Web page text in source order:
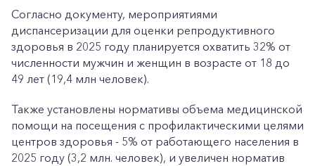
Согласно документу, мероприятиями
диспансеризации для оценки репродуктивного
здоровья в 2025 году планируется охватить 32% от
численности мужчин и женщин в возрасте от 18 до
49 лет (19,4 млн человек).
Также установлены нормативы объема медицинской
помощи на посещения с профилактическими целями
центров здоровья - 5% от работающего населения в
2025 году (3,2 млн. человек), и увеличен норматив